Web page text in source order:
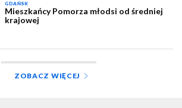
GDAŃSK
Mieszkańcy Pomorza młodsi od średniej
krajowej
ZOBACZ WIĘCEJ